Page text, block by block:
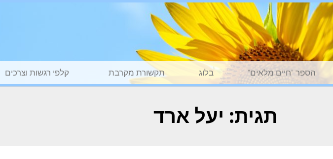
הספר "חיים מלאים" בלוג תקשורת מקרבת קלפי רגשות וצרכים
תגית: יעל ארד